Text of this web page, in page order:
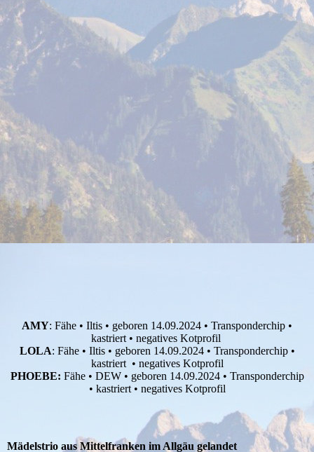
AMY: Fähe • Iltis • geboren 14.09.2024 • Transponderchip •
kastriert • negatives Kotprofil
LOLA: Fähe • Iltis • geboren 14.09.2024 • Transponderchip •
kastriert • negatives Kotprofil
PHOEBE: Fähe • DEW • geboren 14.09.2024 • Transponderchip
• kastriert • negatives Kotprofil
Mädelstrio aus Mittelfranken im Allgäu gelandet